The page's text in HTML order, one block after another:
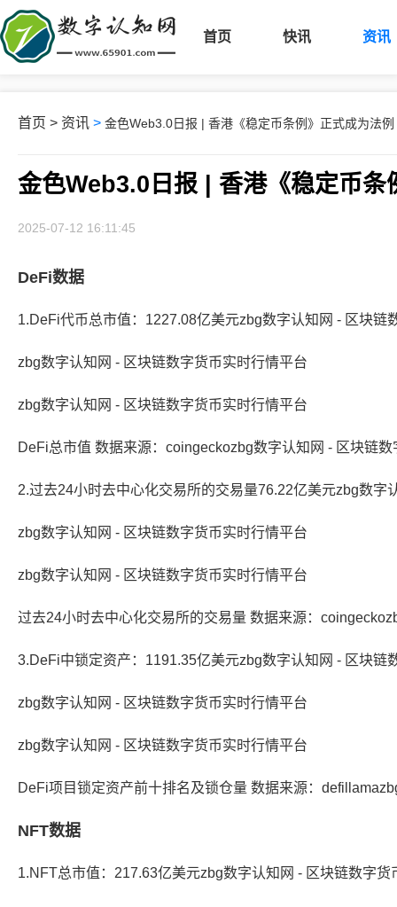
首页 快讯 资讯
首页 > 资讯 > 金色Web3.0日报 | 香港《稳定币条例》正式成为法例
金色Web3.0日报 | 香港《稳定币条
2025-07-12 16:11:45
DeFi数据
1.DeFi代币总市值：1227.08亿美元zbg数字认知网 - 区块链
zbg数字认知网 - 区块链数字货币实时行情平台
zbg数字认知网 - 区块链数字货币实时行情平台
DeFi总市值 数据来源：coingeckozbg数字认知网 - 区块链
2.过去24小时去中心化交易所的交易量76.22亿美元zbg数字
zbg数字认知网 - 区块链数字货币实时行情平台
zbg数字认知网 - 区块链数字货币实时行情平台
过去24小时去中心化交易所的交易量 数据来源：
3.DeFi中锁定资产：1191.35亿美元zbg数字认知网 - 区块链
zbg数字认知网 - 区块链数字货币实时行情平台
zbg数字认知网 - 区块链数字货币实时行情平台
DeFi项目锁定资产前十排名及锁仓量 数据来源：
NFT数据
1.NFT总市值：217.63亿美元zbg数字认知网 - 区块链数字货